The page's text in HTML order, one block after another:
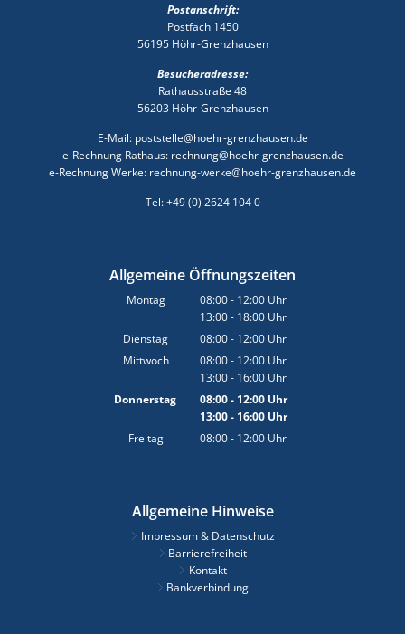
Postanschrift:
Postfach 1450
56195 Höhr-Grenzhausen
Besucheradresse:
Rathausstraße 48
56203 Höhr-Grenzhausen
E-Mail: poststelle@hoehr-grenzhausen.de
e-Rechnung Rathaus: rechnung@hoehr-grenzhausen.de
e-Rechnung Werke: rechnung-werke@hoehr-grenzhausen.de
Tel: +49 (0) 2624 104 0
Allgemeine Öffnungszeiten
Montag 08:00- 12:00 Uhr
Von 08:00 bis 12:00 Uhr
13:00- 18:00 Uhr
Von 13:00 bis 18:00 Uhr
Dienstag 08:00- 12:00 Uhr
Von 08:00 bis 12:00 Uhr
Mittwoch 08:00- 12:00 Uhr
Von 08:00 bis 12:00 Uhr
13:00- 16:00 Uhr
Von 13:00 bis 16:00 Uhr
Donnerstag 08:00- 12:00Uhr
Von 08:00 bis 12:00 Uhr
13:00- 16:00Uhr
Von 13:00 bis 16:00 Uhr
Freitag 08:00- 12:00 Uhr
Allgemeine Hinweise
Impressum & Datenschutz
Barrierefreiheit
Kontakt
Bankverbindung